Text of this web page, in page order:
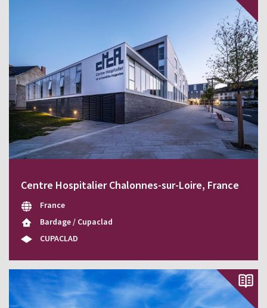
Centre Hospitalier Chalonnes-sur-Loire, France
France
Bardage / Cupaclad
CUPACLAD